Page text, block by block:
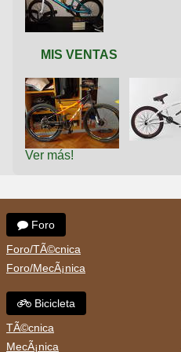
MIS VENTAS
Ver más!
Foro
Foro/TÃ©cnica
Foro/MecÃ¡nica
Bicicleta
TÃ©cnica
MecÃ¡nica